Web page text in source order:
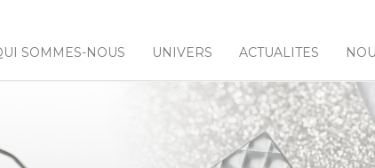
SOMMES-NOUS UNIVERS ACTUALITES